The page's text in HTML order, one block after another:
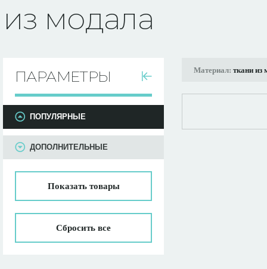
из модала
ПАРАМЕТРЫ
ПАРАМЕТРЫ
ПОПУЛЯРНЫЕ
ДОПОЛНИТЕЛЬНЫЕ
Показатьтовары
Сбросить все
Материал: ткани из